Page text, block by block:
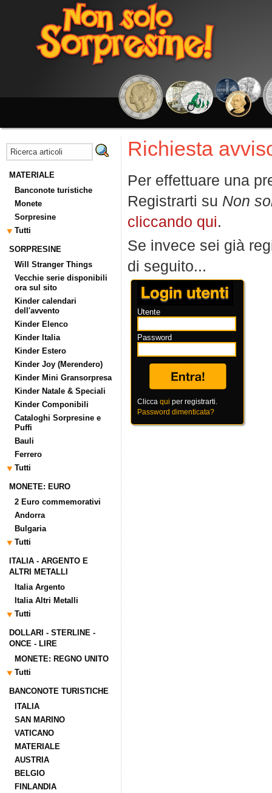
MATERIALE
Banconote turistiche
Monete
Sorpresine
Tutti
SORPRESINE
Will Stranger Things
Vecchie serie disponibili
ora sul sito
Kinder calendari
dell'avvento
Kinder Elenco
Kinder Italia
Kinder Estero
Kinder Joy (Merendero)
Kinder Mini Gransorpresa
Kinder Natale & Speciali
Kinder Componibili
Cataloghi Sorpresine e
Puffi
Bauli
Ferrero
Tutti
MONETE: EURO
2 Euro commemorativi
Andorra
Bulgaria
Tutti
ITALIA - ARGENTO E
ALTRI METALLI
Italia Argento
Italia Altri Metalli
Tutti
DOLLARI - STERLINE -
ONCE - LIRE
MONETE: REGNO UNITO
Tutti
BANCONOTE TURISTICHE
ITALIA
SAN MARINO
VATICANO
MATERIALE
AUSTRIA
BELGIO
FINLANDIA
Richiesta
Per effettuare una
Registrarti su Non
cliccando qui.
Se invece sei già
di seguito...
Utente
Password
Clicca qui per registrarti.
Password dimenticata?